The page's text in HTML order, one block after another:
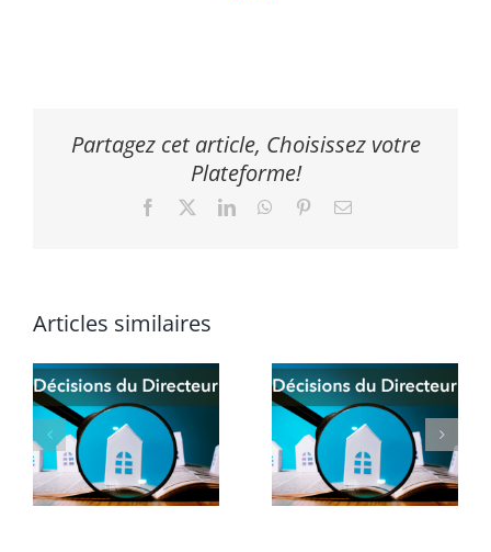
Partagez cet article, Choisissez votre
Plateforme!
Facebook LinkedInWhatsApp
PinterestEmail
Articles similaires